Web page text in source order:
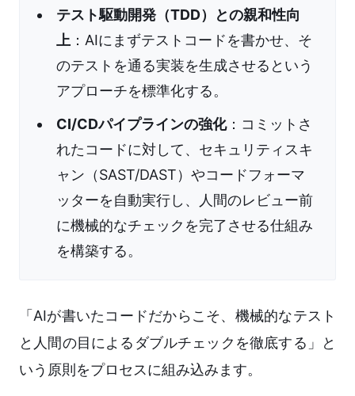
テスト駆動開発（TDD）との親和性向
上 ：AIにまずテストコードを書かせ、そ
のテストを通る実装を生成させるという
アプローチを標準化する。
CI/CDパイプラインの強化：コミットさ
れたコードに対して、セキュリティスキ
ャン（SAST/DAST）やコードフォーマ
ッターを自動実行し、人間のレビュー前
に機械的なチェックを完了させる仕組み
を構築する。
「AIが書いたコードだからこそ、機械的なテスト
と人間の目によるダブルチェックを徹底する」と
いう原則をプロセスに組み込みます。